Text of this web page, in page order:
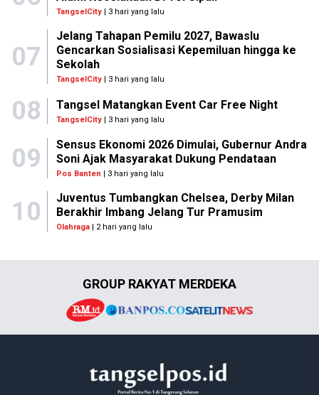
TangselCity| 3 hari yang lalu
07
Jelang Tahapan Pemilu 2027, Bawaslu
Gencarkan Sosialisasi Kepemiluan hingga ke
Sekolah
TangselCity| 3 hari yang lalu
08 Tangsel Matangkan Event Car Free Night
TangselCity | 3 hari yang lalu
09
Sensus Ekonomi 2026 Dimulai, Gubernur Andra
Soni Ajak Masyarakat Dukung Pendataan
Pos Banten | 3 hari yang lalu
10
Juventus Tumbangkan Chelsea, Derby Milan
Berakhir Imbang Jelang Tur Pramusim
Olahraga| 2 hari yang lalu
GROUP RAKYAT MERDEKA